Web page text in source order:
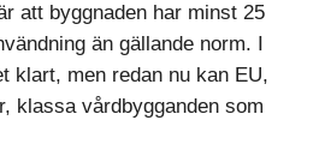
att byggnaden har minst 25
än gällande norm. I
klart, men redan nu kan EU,
klassa vårdbygganden som